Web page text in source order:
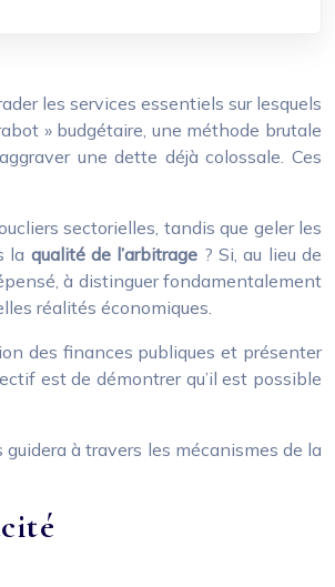
les services essentiels sur lesquels
» budgétaire, une méthode brutale
une dette déjà colossale. Ces
sectorielles, tandis que geler les
la qualité de l’arbitrage ? Si, au lieu de
à distinguer fondamentalement
réalités économiques.
des finances publiques et présenter
est de démontrer qu’il est possible
à travers les mécanismes de la